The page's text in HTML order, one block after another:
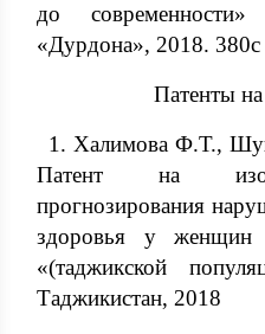
до
«Дурдона», 2018. 380с
Патенты
1. Халимова Ф.Т.,
Патент на
прогнозирования
здоровья у женщин
«(таджикской
Таджикистан, 2018